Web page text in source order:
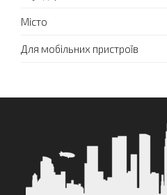
Місто
Для мобільних пристроїв